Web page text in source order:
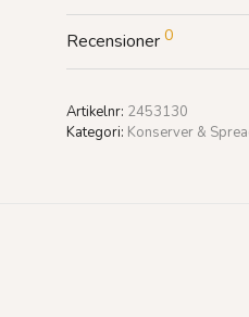
Recensioner 0
Artikelnr: 2453130
Kategori: Konserver &